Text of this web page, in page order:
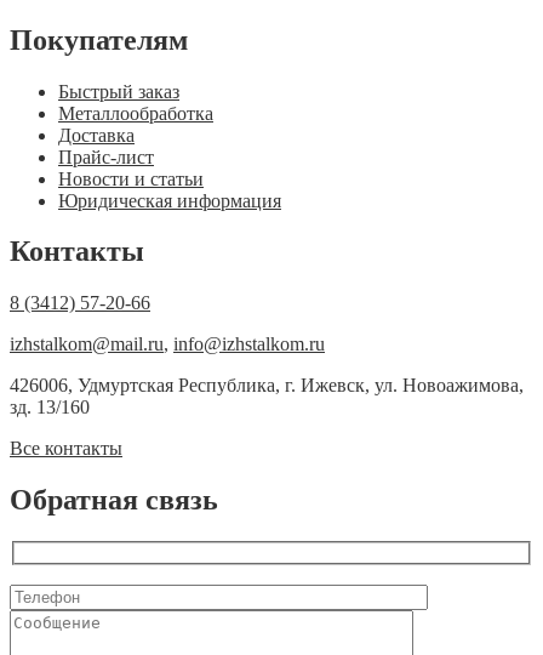
Покупателям
Быстрый заказ
Металлообработка
Доставка
Прайс-лист
Новости и статьи
Юридическая информация
Контакты
8 (3412) 57-20-66
izhstalkom@mail.ru, info@izhstalkom.ru
426006, Удмуртская Республика, г. Ижевск, ул. Новоажимова,
зд. 13/160
Все контакты
Обратная связь